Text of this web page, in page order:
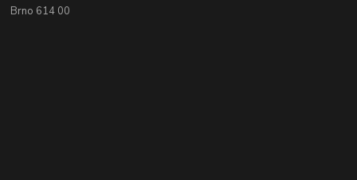
Brno 614 00